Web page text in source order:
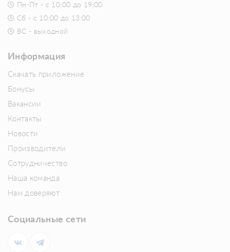
Пн-Пт - с 10:00 до 19:00
Сб - с 10:00 до 13:00
ВС - выходной
Информация
Скачать приложение
Бонусы
Вакансии
Контакты
Новости
Производители
Сотрудничество
Наша команда
Нам доверяют
Социальные сети